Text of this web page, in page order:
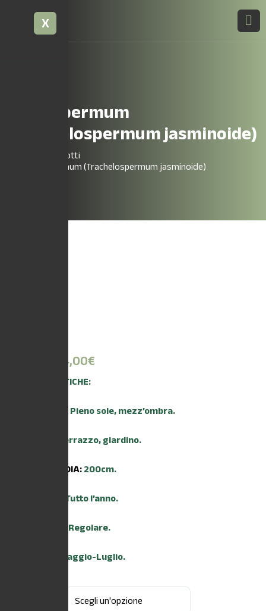
X
Rincospermum
(Trachelospermum jasminoide)
Prodotti
Rincospermum (Trachelospermum jasminoide)
24,00€
CARATTERISTICHE:
Pieno sole, mezz’ombra.
Terrazzo, giardino.
ALTEZZA MEDIA:200cm.
Tutto l’anno.
Regolare.
Maggio-Luglio.